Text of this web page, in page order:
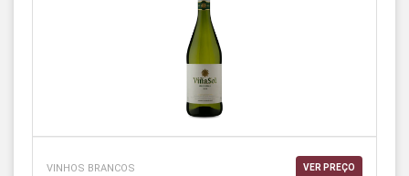
VINHOS BRANCOS VER PREÇO